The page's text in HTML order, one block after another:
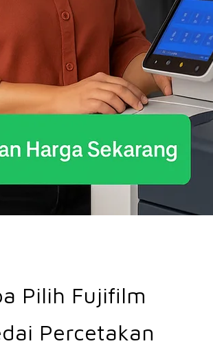
Pilih Fujifilm
Percetakan